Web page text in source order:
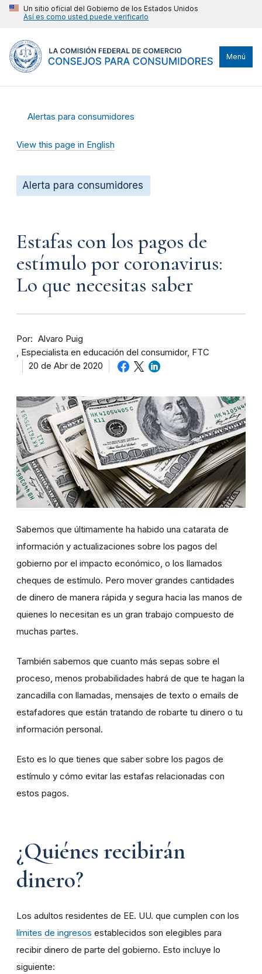
Un sitio oficial del Gobierno de los Estados Unidos
Así es como usted puede verificarlo
Menú
Alertas para consumidores
View this page in English
Alerta para consumidores
Estafas con los pagos de
estímulo por coronavirus:
Lo que necesitas saber
Por
Alvaro Puig
Especialista en educación del consumidor, FTC
20 de Abr de 2020
Sabemos que últimamente ha habido una catarata de
información y actualizaciones sobre los pagos del
gobierno por el impacto económico, o los llamados
cheques de estímulo. Pero mover grandes cantidades
de dinero de manera rápida y segura hacia las manos de
quienes lo necesitan es un gran trabajo compuesto de
muchas partes.
También sabemos que cuanto más sepas sobre el
proceso, menos probabilidades habrá de que te hagan la
zancadilla con llamadas, mensajes de texto o emails de
estafadores que están tratando de robarte tu dinero o tu
información personal.
Esto es lo que tienes que saber sobre los pagos de
estímulo y cómo evitar las estafas relacionadas con
estos pagos.
¿Quiénes recibirán
dinero?
Los adultos residentes de EE. UU. que cumplen con los
límites de ingresos establecidos son elegibles para
recibir dinero de parte del gobierno. Esto incluye lo
siguiente: